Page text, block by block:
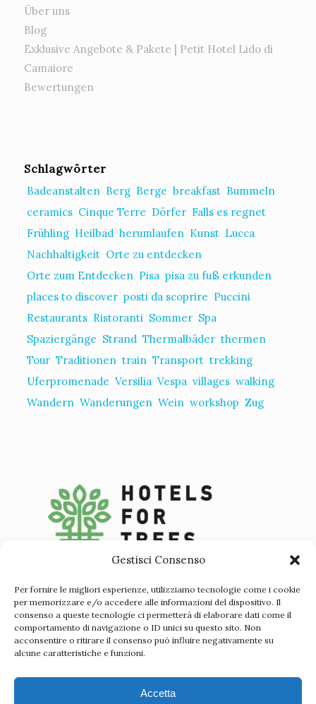
Gestisci Consenso
Per fornire le migliori esperienze, utilizziamo tecnologie come i cookie
per memorizzare e/o accedere alle informazioni del dispositivo. Il
consenso a queste tecnologie ci permetterà di elaborare dati come il
comportamento di navigazione o ID unici su questo sito. Non
acconsentire o ritirare il consenso può influire negativamente su
alcune caratteristiche e funzioni.
Accetta
Über uns
Blog
Exklusive Angebote & Pakete | Petit Hotel Lido di
Camaiore
Bewertungen
Schlagwörter
Badeanstalten Berg Berge breakfast Bummeln
ceramics Cinque Terre Dörfer Falls es regnet
Frühling Heilbad herumlaufen Kunst Lucca
Nachhaltigkeit Orte zu entdecken
Orte zum Entdecken Pisa pisa zu fuß erkunden
places to discover posti da scoprire Puccini
Restaurants Ristoranti Sommer Spa
Spaziergänge Strand Thermalbäder thermen
Tour Traditionen train Transport trekking
Uferpromenade Versilia Vespa villages walking
Wandern Wanderungen Wein workshop Zug